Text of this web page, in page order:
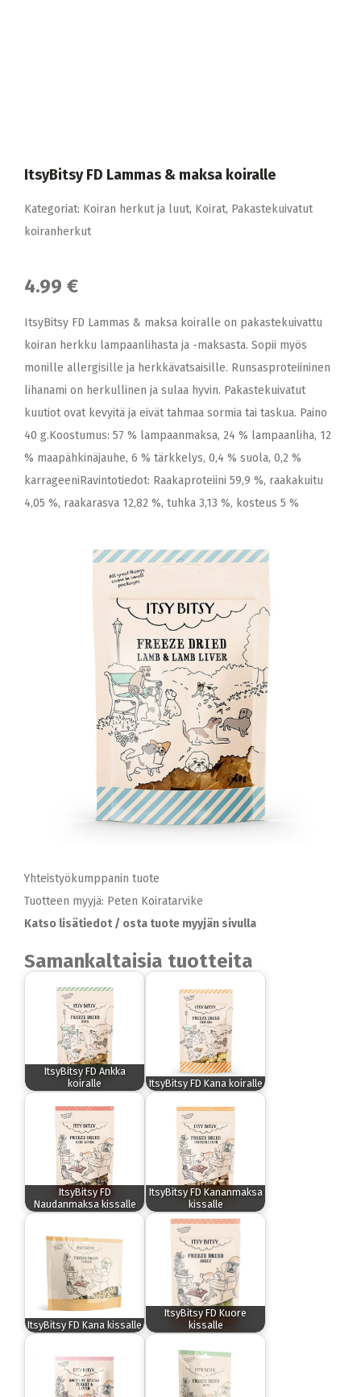
ItsyBitsy FD Lammas & maksa koiralle
Kategoriat: Koiran herkut ja luut, Koirat, Pakastekuivatut
koiranherkut
4.99 €
ItsyBitsy FD Lammas & maksa koiralle on pakastekuivattu
koiran herkku lampaanlihasta ja -maksasta. Sopii myös
monille allergisille ja herkkävatsaisille. Runsasproteiininen
lihanami on herkullinen ja sulaa hyvin. Pakastekuivatut
kuutiot ovat kevyitä ja eivät tahmaa sormia tai taskua. Paino
40 g.Koostumus: 57 % lampaanmaksa, 24 % lampaanliha, 12
% maapähkinäjauhe, 6 % tärkkelys, 0,4 % suola, 0,2 %
karrageeniRavintotiedot: Raakaproteiini 59,9 %, raakakuitu
4,05 %, raakarasva 12,82 %, tuhka 3,13 %, kosteus 5 %
Yhteistyökumppanin tuote
Tuotteen myyjä: Peten Koiratarvike
Katso lisätiedot / osta tuote myyjän sivulla
Samankaltaisia tuotteita
ItsyBitsy FD Ankka
koiralle
ItsyBitsy FD Kana koiralle
ItsyBitsy FD
Naudanmaksa kissalle
ItsyBitsy FD Kananmaksa
kissalle
ItsyBitsy FD Kana kissalle
ItsyBitsy FD Kuore
kissalle